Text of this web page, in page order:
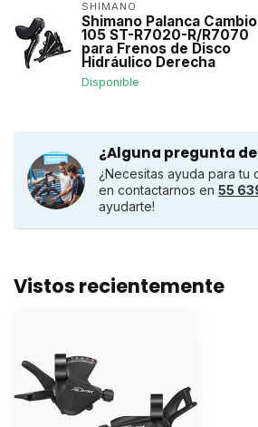
SHIMANO
Shimano Palanca Cambio
105 ST-R7020-R/R7070
para Frenos de Disco
Hidráulico Derecha
Disponible
¿Alguna pregunta
¿Necesitas ayuda para tu
en contactarnos en 55
ayudarte!
Vistos recientemente